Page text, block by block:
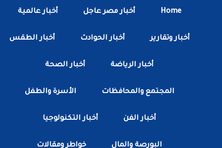
Home أخبار مصر عاجل أخبار عالمية
أخبار وتقارير أخبار الحوادث أخبار الطقس
أخبار الرياضة أخبار الصحة
المجتمع والمحافظات الأسرة والطفل
أخبار الفن أخبار التكنولوجيا
البورصة والمال خواطر ومقالات